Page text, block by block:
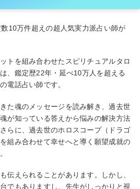
10万件超えの超人気実力派占い師が
トを組み合わせたスピリチュアルタロ
、鑑定歴22年・延べ10万人を超える
電話占い師です。
た魂のメッセージを読み解き、過去世
が知っている答えから悩みの解決方法
らに、過去世のホロスコープ（ドラゴ
組み合わせて幸せへと導く願望成就の
伝えられることがあります。しかし、
でもありますし、先生がしっかりと視